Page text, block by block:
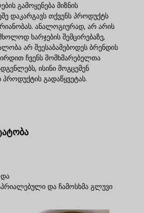
გამოყენება მიზნის
დაკარგავს თქვენს პროდუქტს
ანალოგიურად, არ არის
ხარჯების შემცირებაზე,
არ შეესაბამებოდეს ბრენდის
ჩვენს მომხმარებელთა
ისინი მოგცემენ
გადაწყვეტას.
და ჩამოსხმა გლუვი